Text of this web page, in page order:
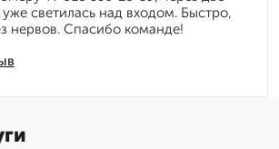
светилась над входом. Быстро,
нервов. Спасибо команде!